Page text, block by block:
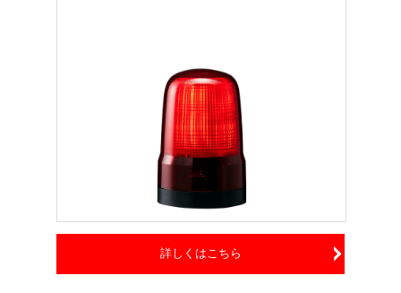
詳しくはこちら